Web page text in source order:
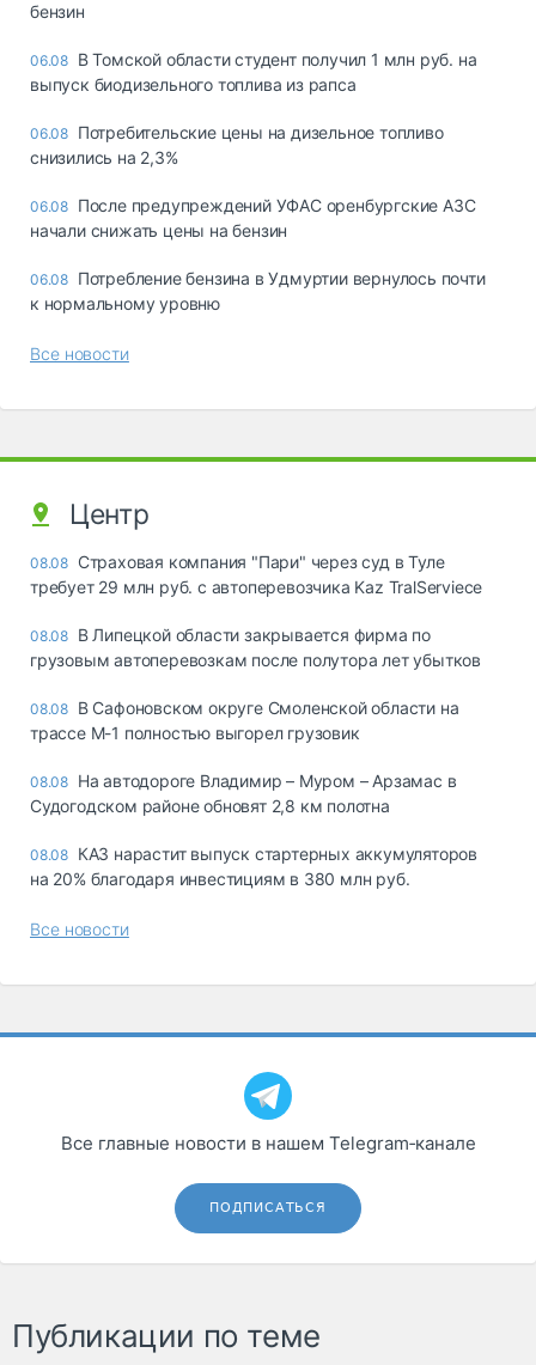
бензин
06.08 В Томской области студент получил 1 млн руб. на
выпуск биодизельного топлива из рапса
06.08 Потребительские цены на дизельное топливо
снизились на 2,3%
06.08 После предупреждений УФАС оренбургские АЗС
начали снижать цены на бензин
06.08 Потребление бензина в Удмуртии вернулось почти
к нормальному уровню
Все новости
Центр
08.08 Страховая компания "Пари" через суд в Туле
требует 29 млн руб. с автоперевозчика Kaz TralServiece
08.08 В Липецкой области закрывается фирма по
грузовым автоперевозкам после полутора лет убытков
08.08 В Сафоновском округе Смоленской области на
трассе М-1 полностью выгорел грузовик
08.08 На автодороге Владимир – Муром – Арзамас в
Судогодском районе обновят 2,8 км полотна
08.08 КАЗ нарастит выпуск стартерных аккумуляторов
на 20% благодаря инвестициям в 380 млн руб.
Все новости
Все главные новости в нашем Telegram‑канале
ПОДПИСАТЬСЯ
Публикации по теме